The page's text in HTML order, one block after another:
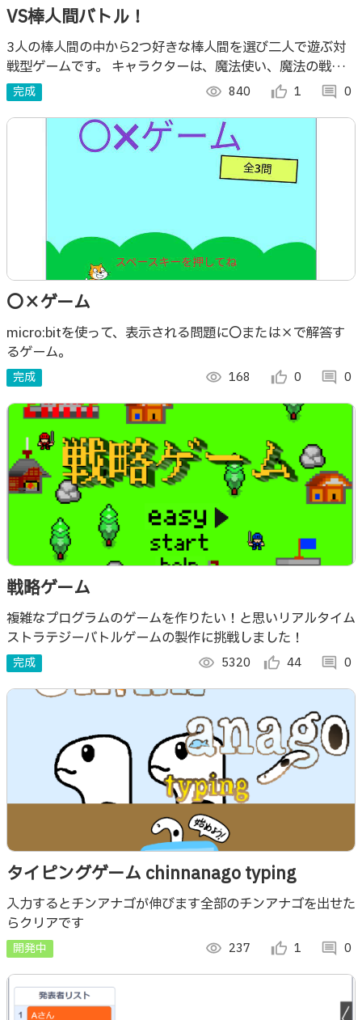
VS棒人間バトル！
3人の棒人間の中から2つ好きな棒人間を選び二人で遊ぶ対
戦型ゲームです。 キャラクターは、魔法使い、魔法の戦
士、魔法の弓使いです。
完成 visibility 840 thumb_up_alt 1 comment 0
〇×ゲーム
micro:bitを使って、表示される問題に〇または×で解答す
るゲーム。
完成 visibility 168 thumb_up_alt 0 comment 0
戦略ゲーム
複雑なプログラムのゲームを作りたい！と思いリアルタイム
ストラテジーバトルゲームの製作に挑戦しました！
完成 visibility 5320 thumb_up_alt 44 comment 0
タイピングゲーム chinnanago typing
入力するとチンアナゴが伸びます全部のチンアナゴを出せた
らクリアです
開発中 visibility 237 thumb_up_alt 1 comment 0